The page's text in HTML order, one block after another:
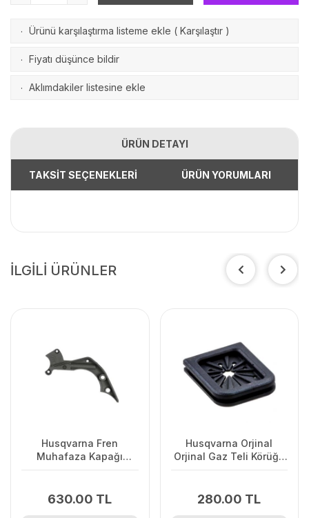
· Ürünü karşılaştırma listeme ekle ( Karşılaştır )
· Fiyatı düşünce bildir
· Aklımdakiler listesine ekle
ÜRÜN DETAYI
TAKSİT SEÇENEKLERİ ÜRÜN YORUMLARI
İLGİLİ ÜRÜNLER
Husqvarna Fren
Muhafaza Kapağı
630.00 TL
Husqvarna Orjinal
Orjinal Gaz Teli Körüğü
280.00 TL